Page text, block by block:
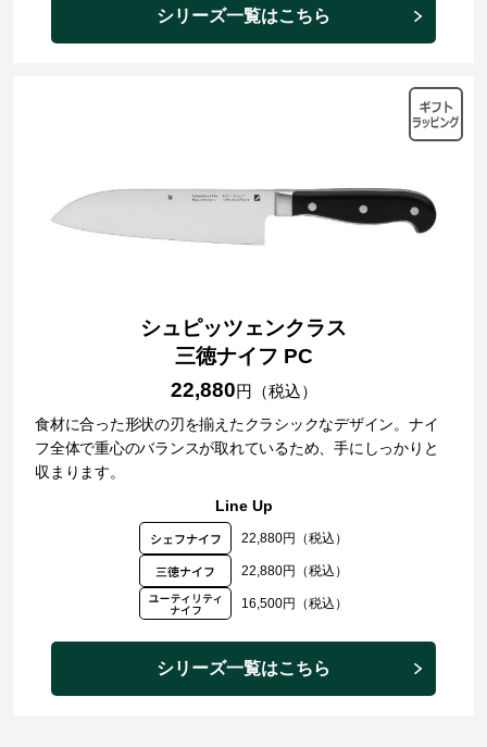
シリーズ一覧はこちら
シュピッツェンクラス
三徳ナイフ PC
22,880円（税込）
食材に合った形状の刃を揃えたクラシックなデザイン。ナイ
フ全体で重心のバランスが取れているため、手にしっかりと
収まります。
Line Up
22,880円（税込）
22,880円（税込）
16,500円（税込）
シリーズ一覧はこちら